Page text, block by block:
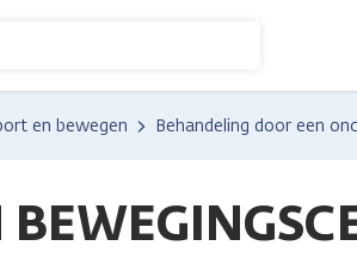
en bewegen Behandeling door een